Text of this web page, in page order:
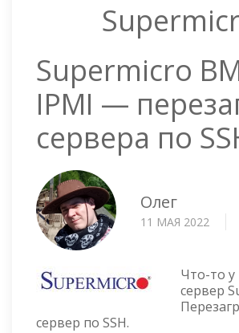
Supermicro
IPMI —
сервера по
Олег
11 МАЯ 2022
Что-то у
сервер
сервер по SSH.